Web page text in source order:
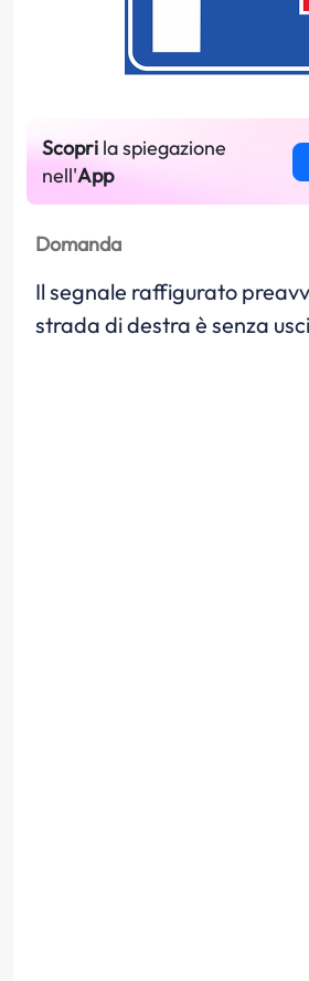
Scopri la spiegazione
nell'App
Domanda
Il segnale raffigurato
strada di destra è senza